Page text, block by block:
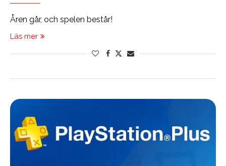
Åren går, och spelen består!
Läs mer